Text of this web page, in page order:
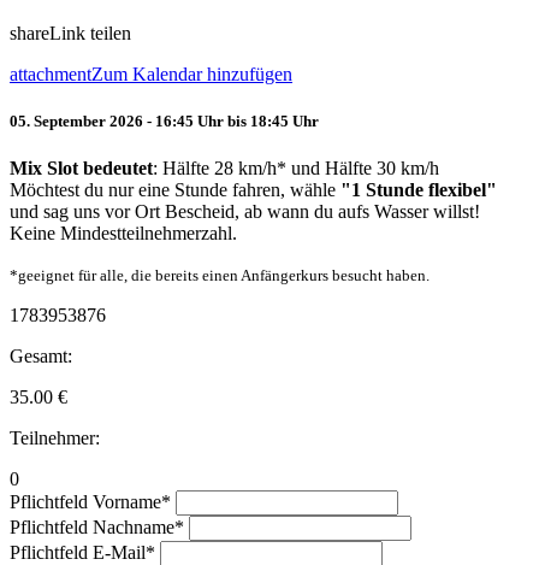
shareLink teilen
attachmentZum Kalendar hinzufügen
05. September 2026 - 16:45 Uhr bis 18:45 Uhr
Mix Slot bedeutet: Hälfte 28 km/h* und Hälfte 30 km/h
Möchtest du nur eine Stunde fahren, wähle "1 Stunde flexibel"
und sag uns vor Ort Bescheid, ab wann du aufs Wasser willst!
Keine Mindestteilnehmerzahl.
*geeignet für alle, die bereits einen Anfängerkurs besucht haben.
1783953876
Gesamt:
35.00 €
Teilnehmer:
0
Pflichtfeld Vorname*
Pflichtfeld Nachname*
Pflichtfeld E-Mail*